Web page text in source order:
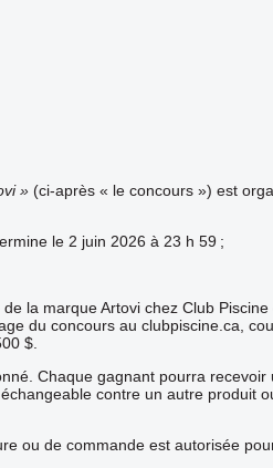
» (ci-après « le concours ») est
le 2 juin 2026 à 23 h 59 ;
la marque Artovi chez Club
du concours au clubpiscine.ca,
$.
Chaque gagnant pourra
contre un autre produit
ou de commande est autorisée